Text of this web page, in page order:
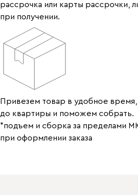
рассрочка или карты рассрочки,
при получении.
Привезем товар в удобное
до квартиры и поможем собрать.
*подъем и сборка за пределами
при оформлении заказа